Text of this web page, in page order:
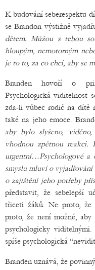
K budování seberespektu
se Brandon výstižně
dětem. Můžou s tebou
hloupým, nemotorným
je to to, za co chci, aby se
Branden hovoří o
Psychologická viditelnost
zda-li vůbec rodič na dítě
také na jeho emoce.
aby bylo slyšeno,
vhodnou zpětnou
urgentní…Psychologové a
smyslu mluví o
o zajištění jeho potřeby
představit, že sebelepší
třiceti žáků. Ne proto, že
proto, že není možné,
psychologicky
spíše psychologická
Branden uznává, že